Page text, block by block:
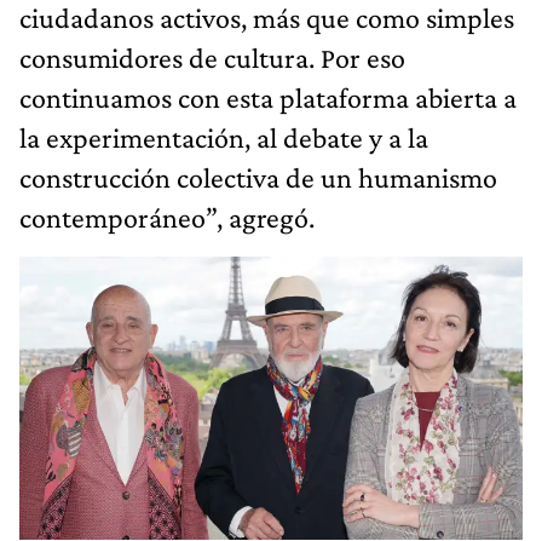
ciudadanos activos, más que como simples
consumidores de cultura. Por eso
continuamos con esta plataforma abierta a
la experimentación, al debate y a la
construcción colectiva de un humanismo
contemporáneo”, agregó.